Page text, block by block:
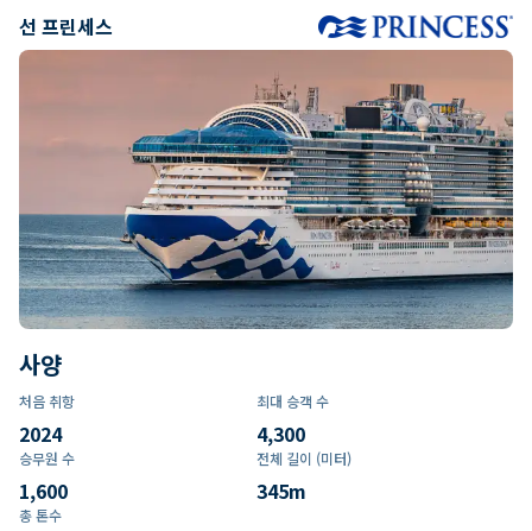
선 프린세스
사양
처음 취항
2024
최대 승객 수
4,300
승무원 수
1,600
전체 길이 (미터)
345m
총 톤수